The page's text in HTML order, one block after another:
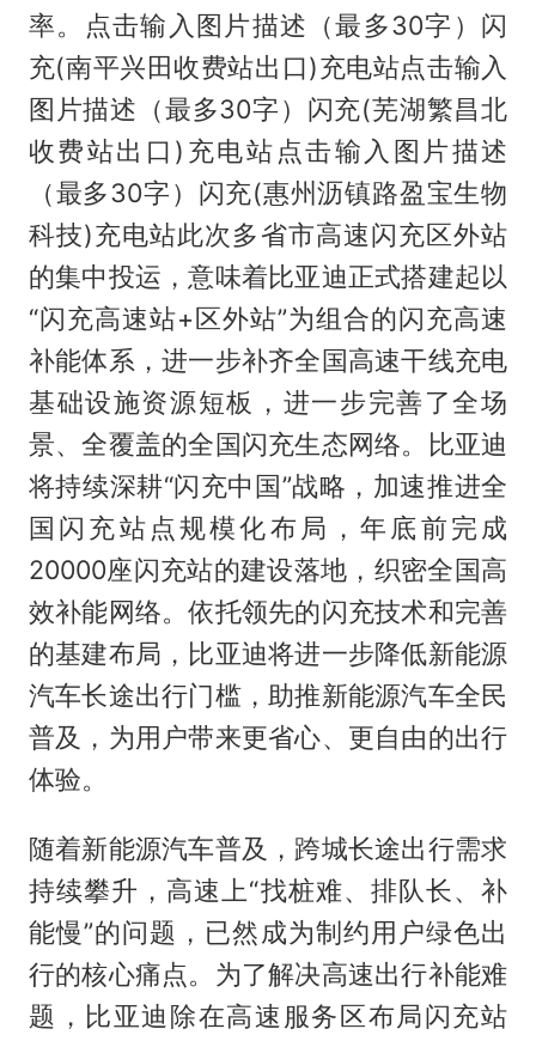
率。点击输入图片描述（最多30字）闪
充(南平兴田收费站出口)充电站点击输入
图片描述（最多30字）闪充(芜湖繁昌北
收费站出口)充电站点击输入图片描述
（最多30字）闪充(惠州沥镇路盈宝生物
科技)充电站此次多省市高速闪充区外站
的集中投运，意味着比亚迪正式搭建起以
“闪充高速站+区外站”为组合的闪充高速
补能体系，进一步补齐全国高速干线充电
基础设施资源短板，进一步完善了全场
景、全覆盖的全国闪充生态网络。比亚迪
将持续深耕“闪充中国”战略，加速推进全
国闪充站点规模化布局，年底前完成
20000座闪充站的建设落地，织密全国高
效补能网络。依托领先的闪充技术和完善
的基建布局，比亚迪将进一步降低新能源
汽车长途出行门槛，助推新能源汽车全民
普及，为用户带来更省心、更自由的出行
体验。
随着新能源汽车普及，跨城长途出行需求
持续攀升，高速上“找桩难、排队长、补
能慢”的问题，已然成为制约用户绿色出
行的核心痛点。为了解决高速出行补能难
题，比亚迪除在高速服务区布局闪充站